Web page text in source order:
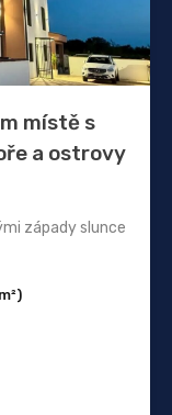
místě s
a ostrovy
západy slunce